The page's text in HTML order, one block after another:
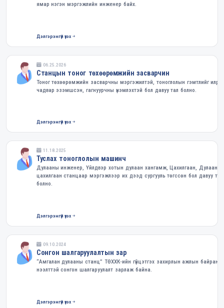
ямар нэгэн мэргэжлийн инженер байх.
Дэлгэрэнгүй үзэх
06.25.2026
Станцын тоног төхөөрөмжийн засварчин
Тоног төхөөрөмжийн засварчны мэргэжилтэй, тоноглолын гэмтлийг
чадвар эзэмшсэн, гагнуурчны үнэмлэхтэй бол давуу тал болно.
Дэлгэрэнгүй үзэх
11.18.2025
Туслах тоноглолын машинч
Дулааны инженер, Үйлдвэр хотын дулаан хангамж, Цахилгаан, Дулааны
цахилгаан станцаар мэргэжлээр их дээд сургууль төгссөн бол давуу тал
болно.
Дэлгэрэнгүй үзэх
09.10.2024
Сонгон шалгаруулалтын зар
“Амгалан дулааны станц” ТӨХХК-ийн гүйцэтгэх захирлын ажлын байранд
нээлттэй сонгон шалгаруулалт зарлаж байна.
Дэлгэрэнгүй үзэх